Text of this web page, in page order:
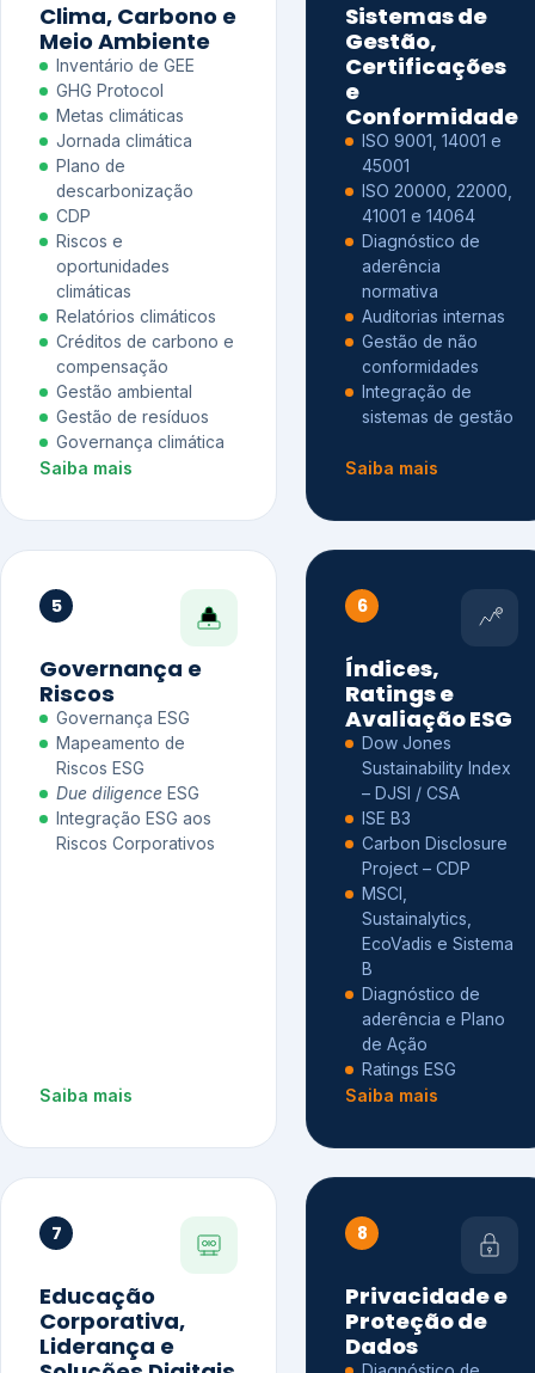
Clima, Carbono e
Meio Ambiente
Inventário de GEE
GHG Protocol
Metas climáticas
Jornada climática
Plano de
descarbonização
CDP
Riscos e
oportunidades
climáticas
Relatórios climáticos
Créditos de carbono e
compensação
Gestão ambiental
Gestão de resíduos
Governança climática
Saiba mais
Sistemas de
Gestão,
Certificações
e
Conformidade
ISO 9001, 14001 e
45001
ISO 20000, 22000,
41001 e 14064
Diagnóstico de
aderência
normativa
Auditorias internas
Gestão de não
conformidades
Integração de
sistemas de gestão
Saiba mais
5
Governança e
Riscos
Governança ESG
Mapeamento de
Riscos ESG
Due diligence ESG
Integração ESG aos
Riscos Corporativos
Saiba mais
6
Índices,
Ratings e
Avaliação ESG
Dow Jones
Sustainability Index
– DJSI / CSA
ISE B3
Carbon Disclosure
Project – CDP
MSCI,
Sustainalytics,
EcoVadis e Sistema
B
Diagnóstico de
aderência e Plano
de Ação
Ratings ESG
Saiba mais
7
Educação
Corporativa,
Liderança e
8
Privacidade e
Proteção de
Dados